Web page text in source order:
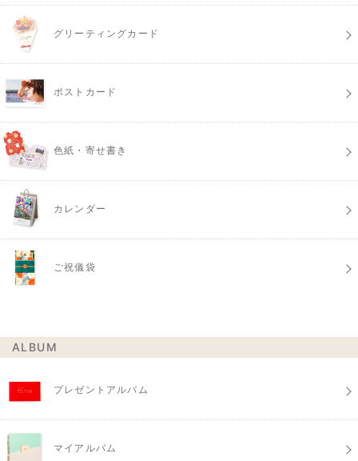
グリーティングカード
ポストカード
色紙・寄せ書き
カレンダー
ご祝儀袋
ALBUM
プレゼントアルバム
マイアルバム